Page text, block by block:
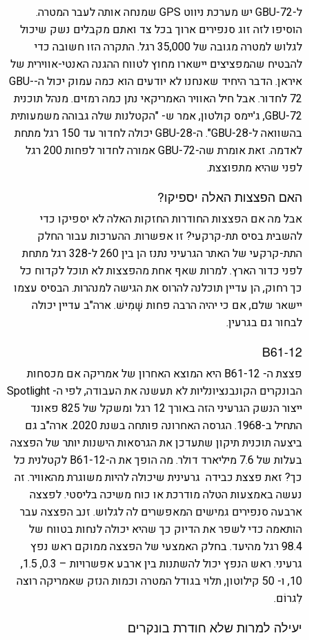
ל-GBU-72 יש מערכת ניווט GPS שמנחה אותה לעבר המטרה.
הוסיפו לזה זוג סנפירים ארוך בכל צד ואתם מקבלים נשק שיכול
לגלוש למטרה מגובה של 35,000 רגל. התקרה הזו חשובה כדי
להבטיח שהמפציצים יישארו מחוץ לטווח ההגנה האנטי-אווירית של
איראן. הדבר היחיד שאנחנו לא יודעים הוא כמה עמוק יכול ה-GBU-
72 לחדור. אבל חיל האוויר האמריקאי נתן כמה רמזים. מנהל תוכנית
GBU-72, ג'יימס קולטון, אמר ש- "הקטלנות שלה גבוהה משמעותית
בהשוואה ל-GBU-28". ה-GBU-28 יכולה לחדור עד 150 רגל מתחת
לאדמה. זאת אומרת שה-GBU-72 אמורה לחדור לפחות 200 רגל
לפני שהיא מתפוצצת.
האם הפצצות האלה יספיקו?
אבל מה אם הפצצות החודרות החזקות האלה לא יספיקו כדי
להשבית בסיס תת-קרקעי? זו אפשרות. ההערכות עבור החלק
התת-קרקעי של האתר הגרעיני נתנז הן בין 260 ל-328 רגל מתחת
לפני כדור הארץ. למרות שאף אחת מהפצצות לא תוכל לקדוח כל
כך רחוק, הן עדיין תוכלנה להרוס את הגישה למנהרות. הבסיס עצמו
יישאר שלם, אם כי יהיה הרבה פחות שָׁמִישׁ. ארה"ב עדיין יכולה
לבחור גם בגרעין.
B61-12
פצצת ה- B61-12 היא המוצא האחרון של אמריקה אם מכסחות
הבונקרים הקונבנציונליות לא תעשנה את העבודה, לפי ה- Spotlight
ייצור הנשק הגרעיני הזה באורך 12 רגל ומשקל של 825 פאונד
התחיל ב-1968. הגרסה האחרונה פותחה בשנת 2020. ארה"ב גם
ביצעה תוכנית תיקון שתעדכן את הגרסאות הישנות יותר של הפצצה
בעלות של 7.6 מיליארד דולר. מה הופך את ה-B61-12 לקטלנית כל
כך? זאת פצצת כבידה גרעינית שיכולה להיות משוגרת מהאוויר. זה
נעשה באמצעות הטלה מודרכת או כוח משיכה בליסטי. לפצצה
ארבעה סנפירים גמישים המאפשרים לה לגלוש. זנב הפצצה עבר
הותאמה כדי לשפר את הדיוק כך שהיא יכולה לנחות בטווח של
98.4 רגל מהיעד. בחלק האמצעי של הפצצה ממוקם ראש נפץ
גרעיני. ראש הנפץ יכול להשתנות בין ארבע אפשרויות – 0.3, 1.5,
10, ו- 50 קילוטון, תלוי בגודל המטרה וכמות הנזק שאמריקה רוצה
לִגרוֹם.
יעילה למרות שלא חודרת בונקרים